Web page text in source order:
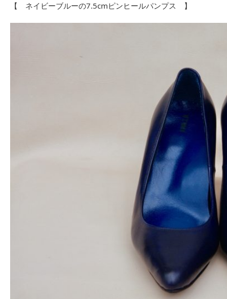
【 ネイビーブルーの7.5cmピンヒールパンプス 】